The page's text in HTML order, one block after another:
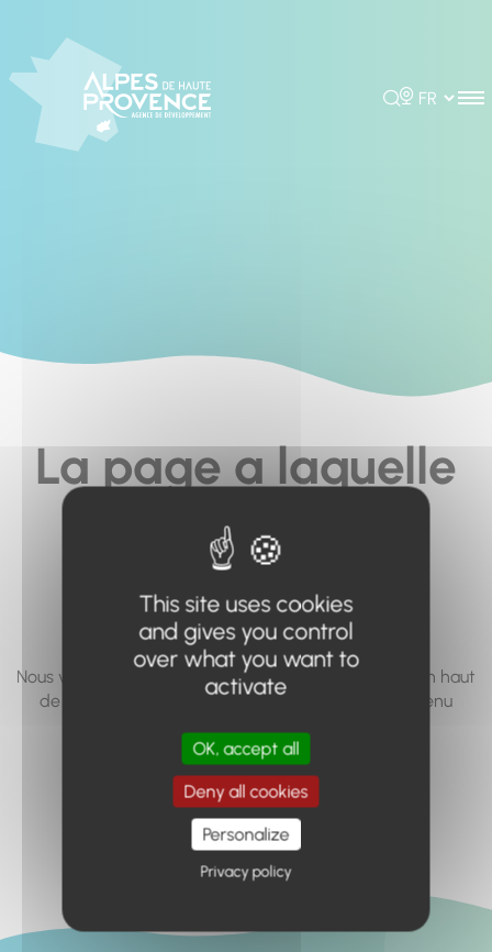
Rechercher
Choisir la
La page a laquelle
vous cherchez à
accéder n'existe
pas... ou plus.
Nous vous invitons à utiliser le moteur de recherche en haut
de page, ou à utiliser le menu pour trouver le contenu
Retour à l'accueil
This site uses cookies
and gives you control
over what you want to
activate
OK, accept all
Deny all cookies
Personalize
Privacy policy